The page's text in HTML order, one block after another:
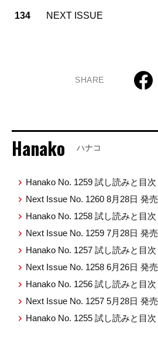
134 NEXT ISSUE
SHARE
Hanako ハナコ
Hanako No. 1259 試し読みと目次
Next Issue No. 1260 8月28日 発売
Hanako No. 1258 試し読みと目次
Next Issue No. 1259 7月28日 発売
Hanako No. 1257 試し読みと目次
Next Issue No. 1258 6月26日 発売
Hanako No. 1256 試し読みと目次
Next Issue No. 1257 5月28日 発売
Hanako No. 1255 試し読みと目次